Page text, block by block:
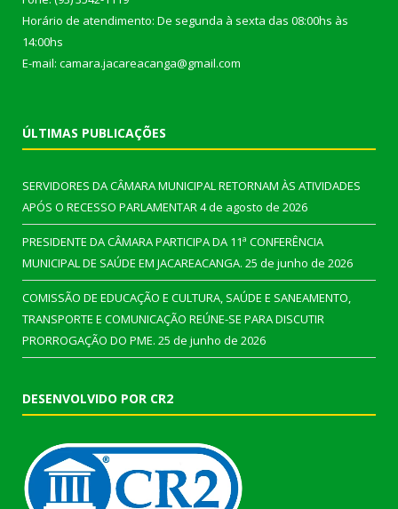
Horário de atendimento: De segunda à sexta das 08:00hs às
14:00hs
E-mail: camara.jacareacanga@gmail.com
ÚLTIMAS PUBLICAÇÕES
SERVIDORES DA CÂMARA MUNICIPAL RETORNAM ÀS ATIVIDADES
APÓS O RECESSO PARLAMENTAR4 de agosto de 2026
PRESIDENTE DA CÂMARA PARTICIPA DA 11ª CONFERÊNCIA
MUNICIPAL DE SAÚDE EM JACAREACANGA. 25 de junho de 2026
COMISSÃO DE EDUCAÇÃO E CULTURA, SAÚDE E SANEAMENTO,
TRANSPORTE E COMUNICAÇÃO REÚNE-SE PARA DISCUTIR
PRORROGAÇÃO DO PME. 25 de junho de 2026
DESENVOLVIDO POR CR2